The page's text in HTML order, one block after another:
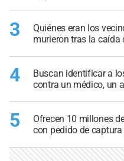
3
Quiénes eran los
murieron tras la caída
4
Buscan identificar a
contra un médico, un
5
Ofrecen 10 millones
con pedido de